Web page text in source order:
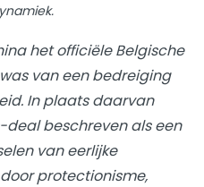
het officiële Belgische
van een bedreiging
In plaats daarvan
deal beschreven als een
van eerlijke
protectionisme,